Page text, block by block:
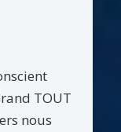
TOUT
nous